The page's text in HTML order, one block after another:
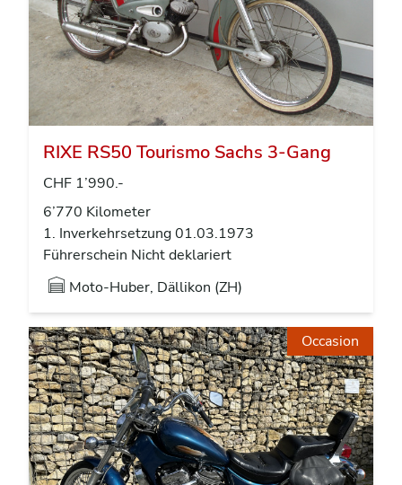
RIXE RS50 Tourismo Sachs 3-Gang
CHF 1’990.-
6’770 Kilometer
1. Inverkehrsetzung 01.03.1973
Führerschein Nicht deklariert
Moto-Huber, Dällikon (ZH)
Occasion